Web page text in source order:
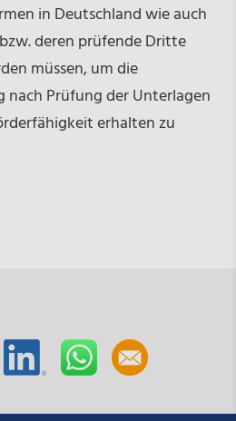
in Deutschland wie auch
deren prüfende Dritte
müssen, um die
Prüfung der Unterlagen
erhalten zu